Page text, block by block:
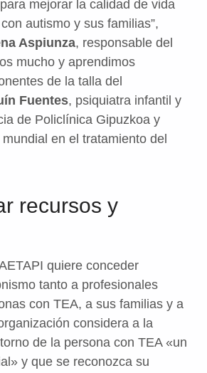
mejorar la calidad de vida
autismo y sus familias”,
Aspiunza, responsable del
mucho y aprendimos
de la talla del
Fuentes, psiquiatra infantil y
de Policlínica Gipuzkoa y
en el tratamiento del
recursos y
quiere conceder
tanto a profesionales
con TEA, a sus familias y a
considera a la
de la persona con TEA «un
y que se reconozca su